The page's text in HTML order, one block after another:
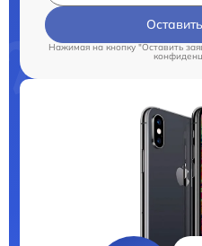
Нажимая на кнопку "Оставить